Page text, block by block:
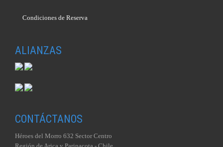
Condiciones de Reserva
ALIANZAS
CONTÁCTANOS
Héroes del Morro 632 Sector Centro